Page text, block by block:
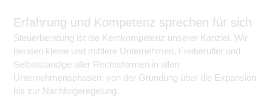
Erfahrung und Kompetenz sprechen für sich
Steuerberatung ist die Kernkompetenz unserer Kanzlei. Wir
beraten kleine und mittlere Unternehmen, Freiberufler und
Selbstständige aller Rechtsformen in allen
Unternehmensphasen: von der Gründung über die Expansion
bis zur Nachfolgeregelung.